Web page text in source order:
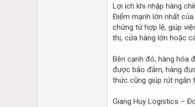
Lợi ích khi nhập hàng
Điểm mạnh lớn nhất
chứng từ hợp lệ, giúp
thị, cửa hàng lớn hoặc
Bên cạnh đó, hàng hóa
được bảo đảm, hàng
thức cũng giúp rút ngắn
Giang Huy Logistics –